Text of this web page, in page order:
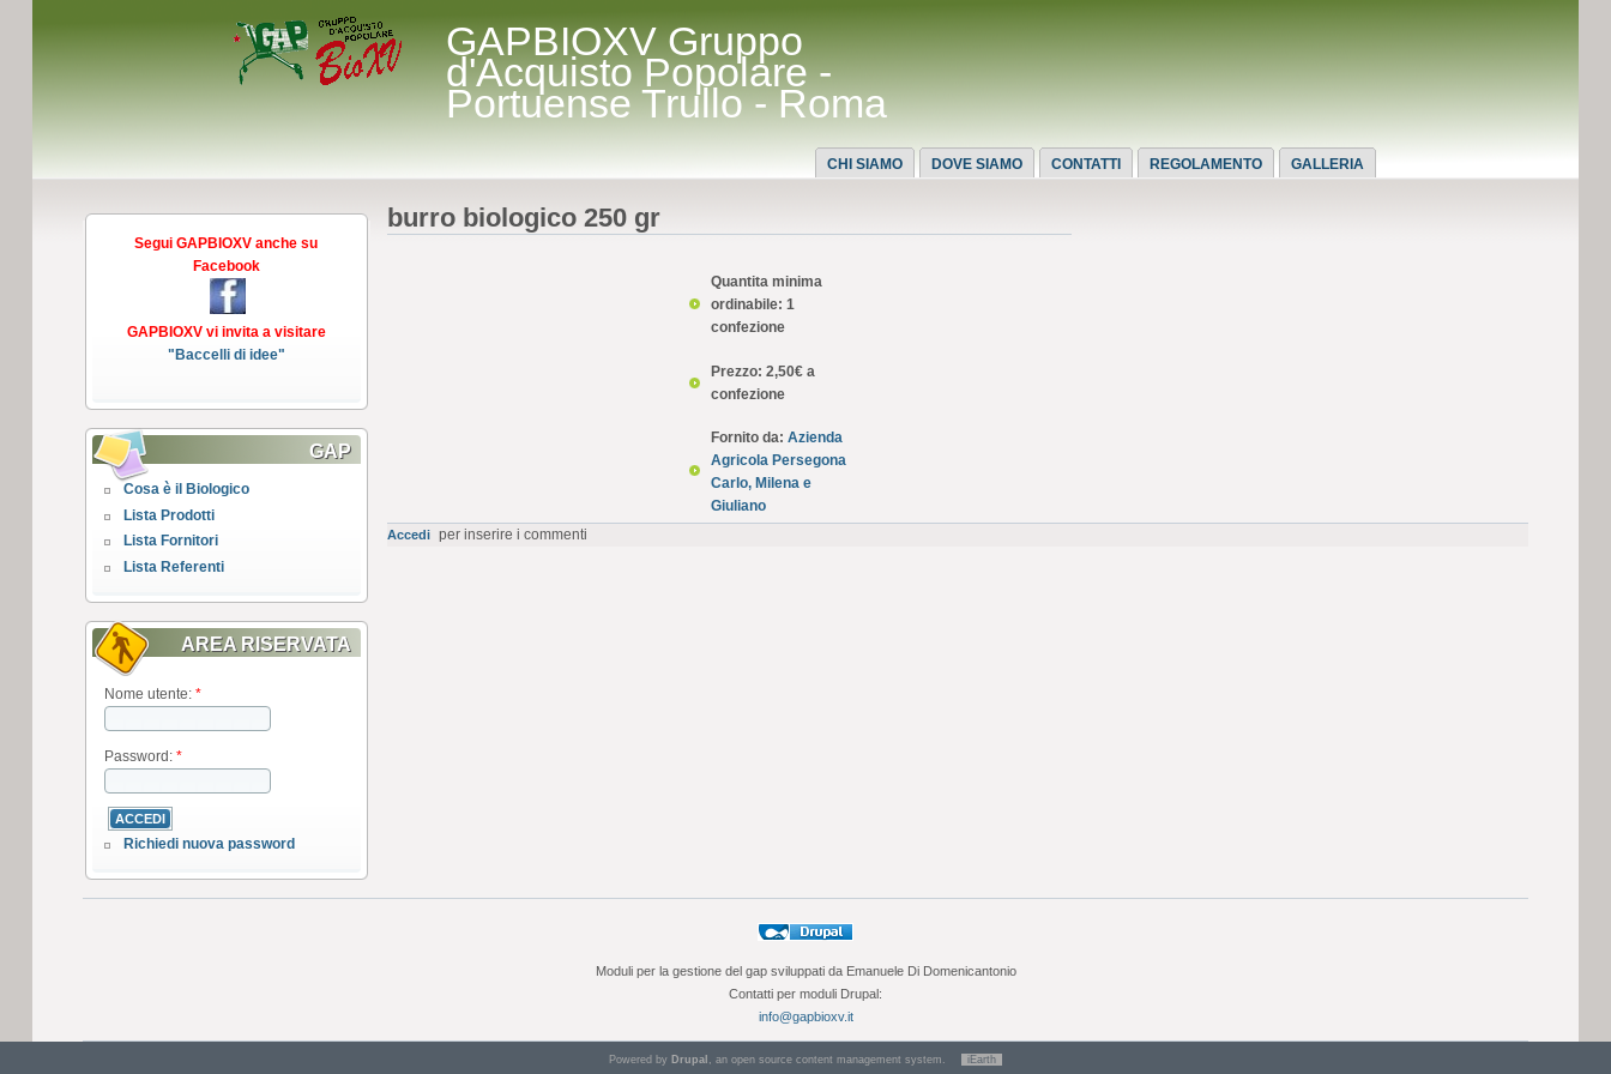
GAPBIOXV Gruppo
d'Acquisto Popolare -
Portuense Trullo - Roma
CHI SIAMO DOVE SIAMO CONTATTI REGOLAMENTO GALLERIA
Segui GAPBIOXV anche su
Facebook
GAPBIOXV vi invita a visitare
"Baccelli di idee"
GAP
Cosa è il Biologico
Lista Prodotti
Lista Fornitori
Lista Referenti
AREA RISERVATA
Nome utente: *
Password: *
Richiedi nuova password
burro biologico 250 gr
Quantita minima
ordinabile: 1
confezione
Prezzo: 2,50€ a
confezione
Fornito da: Azienda
Agricola Persegona
Carlo, Milena e
Giuliano
Accedi per inserire i commenti
Moduli per la gestione del gap sviluppati da Emanuele Di Domenicantonio
Contatti per moduli Drupal:
info@gapbioxv.it
Powered by Drupal , an open source content management system. iEarth